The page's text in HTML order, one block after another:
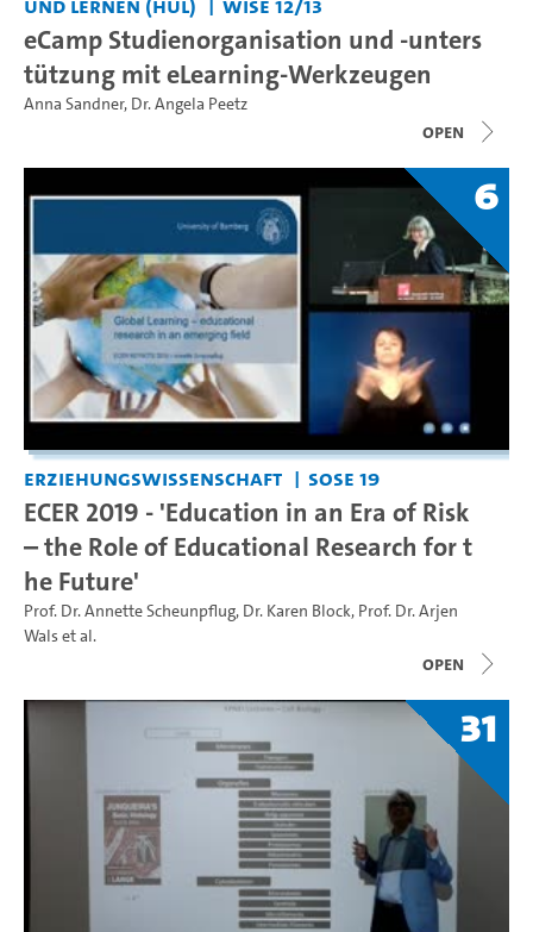
eCamp Studienorganisation und -unters
tützung mit eLearning-Werkzeugen
Anna Sandner, Dr. Angela Peetz
open
6
Erziehungswissenschaft SoSe 19
ECER 2019 - 'Education in an Era of Risk
– the Role of Educational Research for t
he Future'
Prof. Dr. Annette Scheunpflug, Dr. Karen Block, Prof. Dr. Arjen
Walset al.
open
31